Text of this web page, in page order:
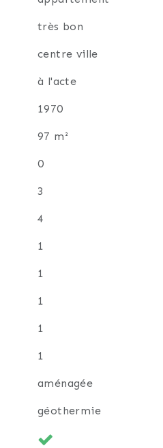
une visite.
très bon
centre ville
à l'acte
1970
97 m²
0
3
4
1
1
1
1
1
aménagée
géothermie